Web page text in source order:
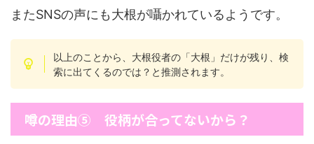
またSNSの声にも大根が囁かれているようです。
以上のことから、大根役者の「大根」だけが残り、検
索に出てくるのでは？と推測されます。
噂の理由⑤ 役柄が合ってないから？